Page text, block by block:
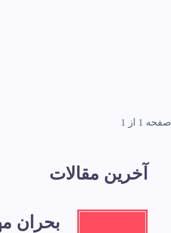
صفحه 1 از 1
آخرین مقالات
بحران